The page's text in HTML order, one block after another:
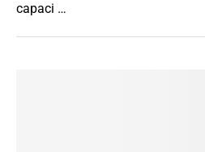
capaci …